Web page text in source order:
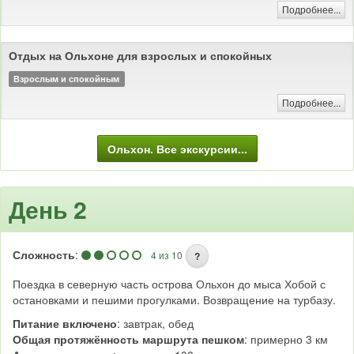
Подробнее...
Отдых на Ольхоне для взрослых и спокойных
Взрослым и спокойным
Подробнее...
Ольхон. Все экскурсии...
День 2
Сложность: 4 из 10 ?
Поездка в северную часть острова Ольхон до мыса Хобой с
остановками и пешими прогулками. Возвращение на турбазу.
Питание включено: завтрак, обед
Общая протяжённость маршрута пешком: примерно 3 км